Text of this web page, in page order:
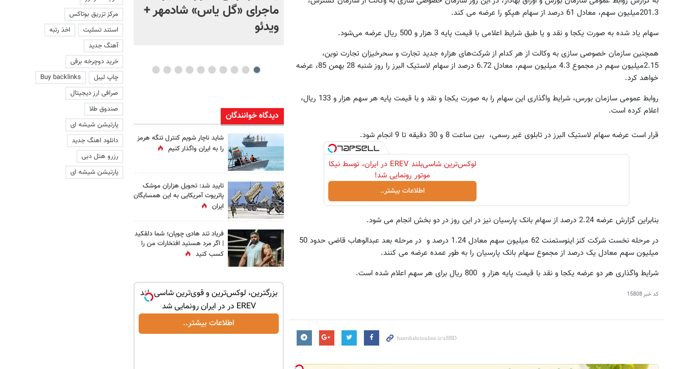
201.3میلیون سهم، معادل 61 درصد از سهام هپکو را عرضه می کند.
سهام یاد شده به صورت یکجا و نقد و یا طبق شرایط اعلامی با قیمت پایه 3 هزار و 500 ریال عرضه می‌شود.
همچنین سازمان خصوصی سازی به وکالت از هر کدام از شرکت‌های هزاره جدید تجارت و سحرخیزان تجارت نوین،
2.15میلیون سهم در مجموع 4.3 میلیون سهم، معادل 6.72 درصد از سهام لاستیک البرز را روز شنبه 28 بهمن 85، عرضه
خواهد کرد.
روابط عمومی سازمان بورس، شرایط واگذاری این سهام را به صورت یکجا و نقد و با قیمت پایه هر سهم هزار و 133 ریال،
اعلام کرده است.
قرار است عرضه سهام لاستیک البرز در تابلوی غیر رسمی، بین ساعت 8 و 30 دقیقه تا 9 انجام شود.
لوکس‌ترین شاسی‌بلند EREV در ایران، توسط نیکا
موتور رونمایی شد!
اطلاعات بیشتر..
بنابراین گزارش عرضه 2.24 درصد از سهام بانک پارسیان نیز در این روز در دو بخش انجام می شود.
در مرحله نخست شرکت کنز اینوستمنت 62 میلیون سهم معادل 1.24 درصد و در مرحله بعد عبدالوهاب قاضی حدود 50
میلیون سهم معادل یک درصد از مجموع سهام بانک پارسیان را به طور عمده عرضه می کنند.
شرایط واگذاری هر دو عرضه یکجا و نقد با قیمت پایه هزار و 800 ریال برای هر سهم اعلام شده است.
کد خبر15808
هادسون: موشک‌های
بالستیک ایران، چالش
راهبردی آمریکا شد
ماجرای «گل یاس» شادمهر +
ویدئو
حماس چیست؟ + ویدئو
دیدگاه خوانندگان
شاید ناچار شویم کنترل تنگه هرمز
را به ایران واگذار کنیم
تایید شد: تحویل هزاران موشک
پاتریوت آمریکایی به این همسایگان
ایران
فریاد تند هادی چوپان؛‌ شما دلقکید
| اگر مرد هستید افتخارات من را
کسب کنید
اطلاعات بیشتر..
اطلاعات بیشتر..
اطلاعات بیشتر..
بزرگترین، لوکس‌ترین و قوی‌ترین شاسی بلند
EREV در در ایران رونمایی شد
اطلاعات بیشتر..
مرکز تزریق بوتاکس
استند تسلیت
اخذ رتبه
آهنگ جدید
خرید دوچرخه برقی
چاپ لیبل
Buy backlinks
صرافی ارز دیجیتال
صندوق طلا
پارتیشن شیشه ای
دانلود اهنگ جدید
رزرو هتل دبی
پارتیشن شیشه ای